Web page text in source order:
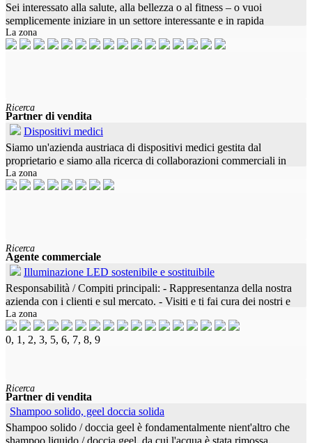
Sei interessato alla salute, alla bellezza o al fitness – o vuoi
semplicemente iniziare in un settore interessante e in rapida
crescita? Allora unisciti al nostro team. Cosa aspettarsi: - Hai il
La zona
Ricerca
Partner di vendita
Dispositivi medici
Siamo un'azienda austriaca di dispositivi medici gestita dal
proprietario e siamo alla ricerca di collaborazioni commerciali in
questo modo. Gli strumenti monouso in acciaio inossidabile sono
ora
La zona
Ricerca
Agente commerciale
Illuminazione LED sostenibile e sostituibile
Responsabilità / Compiti principali: - Rappresentanza della nostra
azienda con i clienti e sul mercato. - Visiti e ti fai cura dei nostri e
dei tuoi clienti e vendi la nostra gamma di prodotti in
La zona
0, 1, 2, 3, 5, 6, 7, 8, 9
Ricerca
Partner di vendita
Shampoo solido, geel doccia solida
Shampoo solido / doccia geel è fondamentalmente nient'altro che